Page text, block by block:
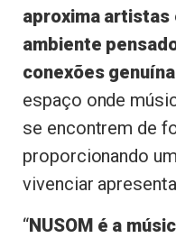
aproxima artistas
ambiente
conexões
espaço onde
se encontrem de
proporcionando
vivenciar
“NUSOM é a